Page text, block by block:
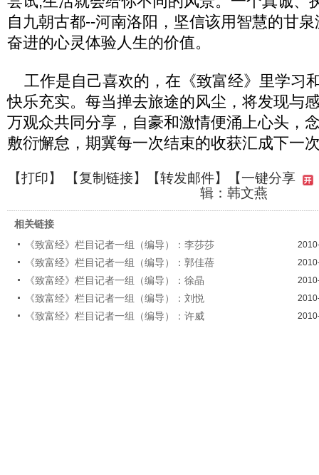
自九朝古都--河南洛阳，坚信该用智慧的甘
奋进的心灵体验人生的价值。
工作是自己喜欢的，在《致富经》里学习
快乐充实。每当掸去旅途的风尘，将发现与
万观众共同分享，自豪和激情便涌上心头，
敷衍懈怠，期冀每一次结束的收获汇成下
【打印】 【复制链接】【转发邮件】
【一键分享
辑：韩文燕
相关链接
《致富经》栏目记者一组（编导）：李莎莎
《致富经》栏目记者一组（编导）：郭佳蓓
《致富经》栏目记者一组（编导）：徐晶
《致富经》栏目记者一组（编导）：刘悦
《致富经》栏目记者一组（编导）：许威